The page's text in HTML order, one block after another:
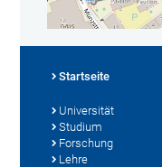
Startseite
Universität
Studium
Forschung
Lehre